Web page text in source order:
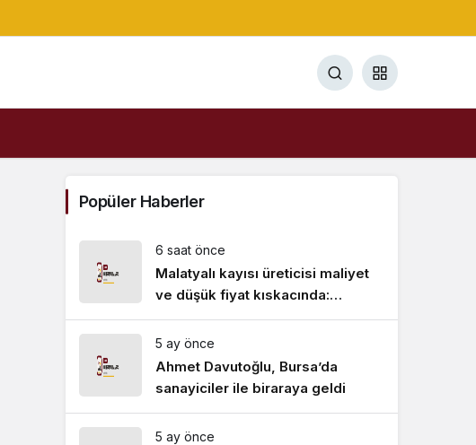
Popüler Haberler
6 saat önce
Malatyalı kayısı üreticisi maliyet
ve düşük fiyat kıskacında:
“Kayısının sahibi yok”
5 ay önce
Ahmet Davutoğlu, Bursa’da
sanayiciler ile biraraya geldi
5 ay önce